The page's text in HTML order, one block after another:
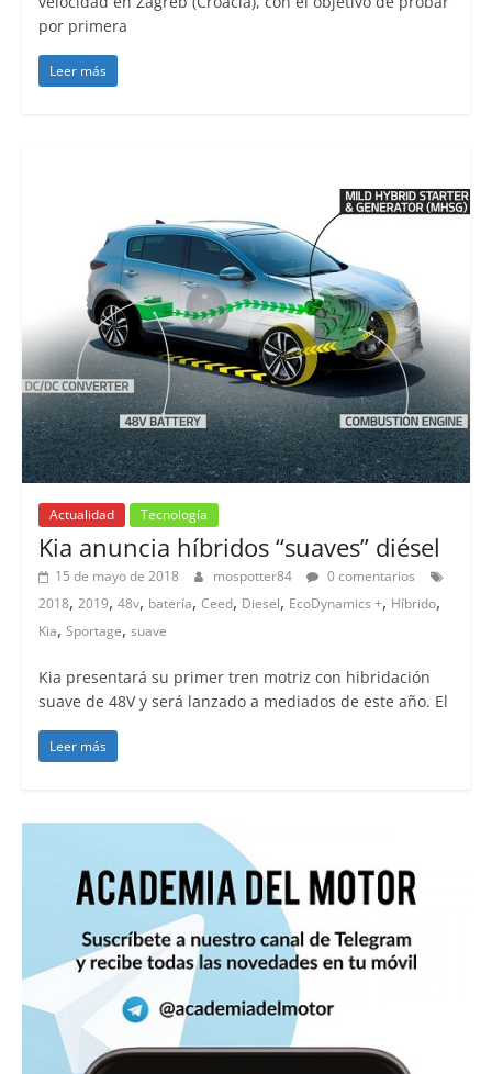
por primera
Leer más
Actualidad Tecnología
Kia anuncia híbridos “suaves” diésel
15 de mayo de 2018 mospotter84
0 comentarios
2018, 2019, 48v, batería, Ceed, Diesel, EcoDynamics +, Híbrido,
Kia, Sportage, suave
Kia presentará su primer tren motriz con hibridación
suave de 48V y será lanzado a mediados de este año. El
Leer más